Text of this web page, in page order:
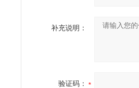
补充说明：
验证码：